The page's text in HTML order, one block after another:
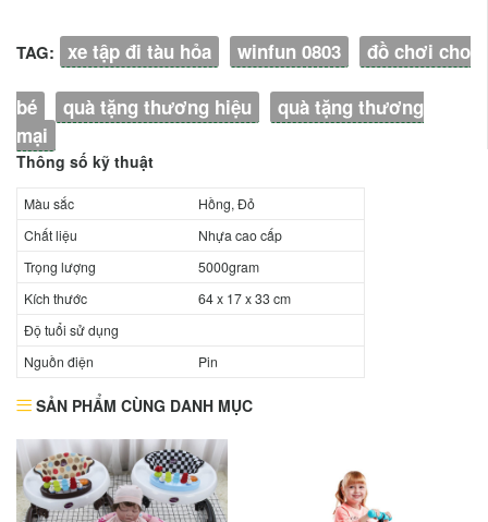
TAG: xe tập đi tàu hỏa winfun 0803 đồ chơi cho
bé quà tặng thương hiệu
quà tặng thương
mại
Thông số kỹ thuật
Màu sắc
Hồng, Đỏ
Chất liệu
Nhựa cao cấp
Trọng lượng
5000gram
Kích thước
64 x 17 x 33 cm
Độ tuổi sử dụng
Nguồn điện
Pin
SẢN PHẨM CÙNG DANH MỤC